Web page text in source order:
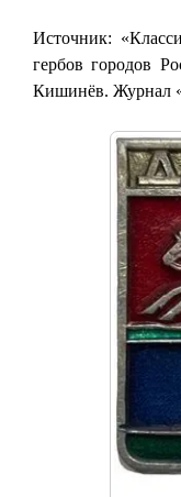
Источник:
гербов городов
Кишинёв. Журнал